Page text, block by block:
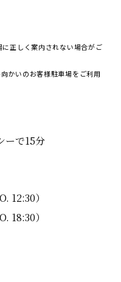
正しく案内されない場合がご
かいのお客様駐車場をご利用
ーで15分
）
18:30）